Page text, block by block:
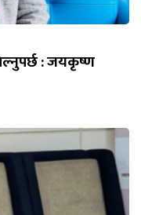
: जयकृष्ण